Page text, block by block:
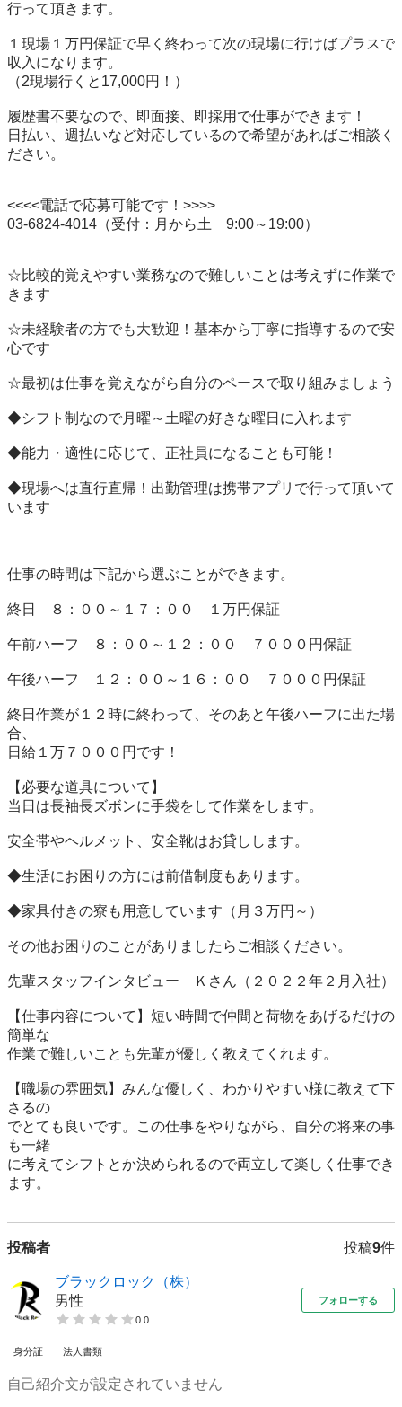
行って頂きます。
１現場１万円保証で早く終わって次の現場に行けばプラスで
収入になります。
（2現場行くと17,000円！）
履歴書不要なので、即面接、即採用で仕事ができます！
日払い、週払いなど対応しているので希望があればご相談く
ださい。
<<<<電話で応募可能です！>>>>
03-6824-4014（受付：月から土　9:00～19:00）
☆比較的覚えやすい業務なので難しいことは考えずに作業で
きます
☆未経験者の方でも大歓迎！基本から丁寧に指導するので安
心です
☆最初は仕事を覚えながら自分のペースで取り組みましょう
◆シフト制なので月曜～土曜の好きな曜日に入れます
◆能力・適性に応じて、正社員になることも可能！
◆現場へは直行直帰！出勤管理は携帯アプリで行って頂いて
います
仕事の時間は下記から選ぶことができます。
終日　８：００～１７：００　１万円保証
午前ハーフ　８：００～１２：００　７０００円保証
午後ハーフ　１２：００～１６：００　７０００円保証
終日作業が１２時に終わって、そのあと午後ハーフに出た場
合、
日給１万７０００円です！
【必要な道具について】
当日は長袖長ズボンに手袋をして作業をします。
安全帯やヘルメット、安全靴はお貸しします。
◆生活にお困りの方には前借制度もあります。
◆家具付きの寮も用意しています（月３万円～）
その他お困りのことがありましたらご相談ください。
先輩スタッフインタビュー　Ｋさん（２０２２年２月入社）
【仕事内容について】短い時間で仲間と荷物をあげるだけの
簡単な
作業で難しいことも先輩が優しく教えてくれます。
【職場の雰囲気】みんな優しく、わかりやすい様に教えて下
さるの
でとても良いです。この仕事をやりながら、自分の将来の事
も一緒
に考えてシフトとか決められるので両立して楽しく仕事でき
ます。
投稿者 投稿9件
ブラックロック（株）
男性
0.0
フォローする
身分証 法人書類
自己紹介文が設定されていません